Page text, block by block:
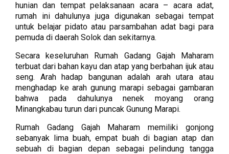
hunian dan tempat pelaksanaan acara – acara adat,
rumah ini dahulunya juga digunakan sebagai tempat
untuk belajar pidato atau parsambahan adat bagi para
pemuda di daerah Solok dan sekitarnya.
Secara keseluruhan Rumah Gadang Gajah Maharam
terbuat dari bahan kayu dan atap yang berbahan ijuk atau
seng. Arah hadap bangunan adalah arah utara atau
menghadap ke arah gunung marapi sebagai gambaran
bahwa pada dahulunya nenek moyang orang
Minangkabau turun dari puncak Gunung Marapi.
Rumah Gadang Gajah Maharam memiliki gonjong
sebanyak lima buah, empat buah di bagian atap dan
sebuah di bagian depan sebagai pelindung tangga